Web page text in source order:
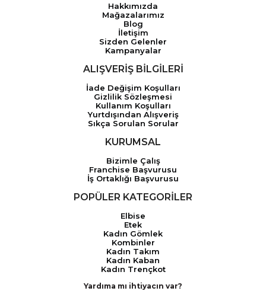
Hakkımızda
Mağazalarımız
Blog
İletişim
Sizden Gelenler
Kampanyalar
ALIŞVERİŞ BİLGİLERİ
İade Değişim Koşulları
Gizlilik Sözleşmesi
Kullanım Koşulları
Yurtdışından Alışveriş
Sıkça Sorulan Sorular
KURUMSAL
Bizimle Çalış
Franchise Başvurusu
İş Ortaklığı Başvurusu
POPÜLER KATEGORİLER
Elbise
Etek
Kadın Gömlek
Kombinler
Kadın Takım
Kadın Kaban
Kadın Trençkot
Yardıma mı ihtiyacın var?